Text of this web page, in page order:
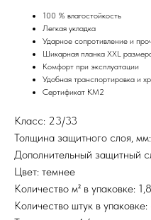
100 % влагостойкость
Легкая укладка
Ударное сопротивление и
Шикарная планка XXL
Комфорт при эксплуатации
Удобная транспортировка и
Сертификат КМ2
Класс: 23/33
Толщина защитного слоя,
Дополнительный защитный
Цвет: темнее
Количество м² в упаковке:
Количество штук в упаковке: